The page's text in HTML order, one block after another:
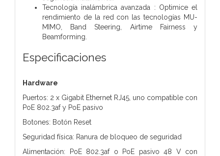
Tecnología inalámbrica avanzada : Optimice el
rendimiento de la red con las tecnologías MU-
MIMO, Band Steering, Airtime Fairness y
Beamforming.
Especificaciones
Hardware
Puertos: 2 x Gigabit Ethernet RJ45, uno compatible con
PoE 802.3af y PoE pasivo
Botones: Botón Reset
Seguridad física: Ranura de bloqueo de seguridad
Alimentación: PoE 802.3af o PoE pasivo 48 V con